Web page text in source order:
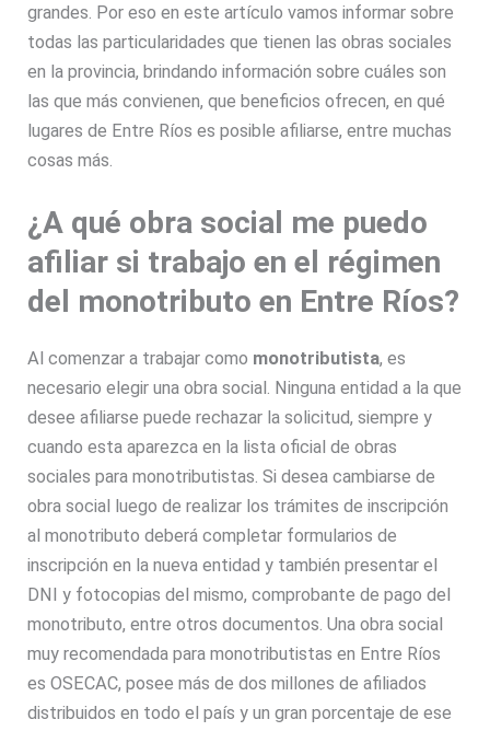
grandes. Por eso en este artículo vamos informar sobre
todas las particularidades que tienen las obras sociales
en la provincia, brindando información sobre cuáles son
las que más convienen, que beneficios ofrecen, en qué
lugares de Entre Ríos es posible afiliarse, entre muchas
cosas más.
¿A qué obra social me puedo
afiliar si trabajo en el régimen
del monotributo en Entre Ríos?
Al comenzar a trabajar como monotributista, es
necesario elegir una obra social. Ninguna entidad a la que
desee afiliarse puede rechazar la solicitud, siempre y
cuando esta aparezca en la lista oficial de obras
sociales para monotributistas. Si desea cambiarse de
obra social luego de realizar los trámites de inscripción
al monotributo deberá completar formularios de
inscripción en la nueva entidad y también presentar el
DNI y fotocopias del mismo, comprobante de pago del
monotributo, entre otros documentos. Una obra social
muy recomendada para monotributistas en Entre Ríos
es OSECAC, posee más de dos millones de afiliados
distribuidos en todo el país y un gran porcentaje de ese